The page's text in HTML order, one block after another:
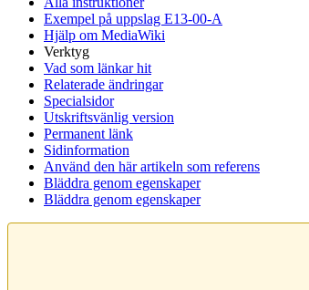
Exempel på uppslag E13-00-A
Hjälp om MediaWiki
Verktyg
Vad som länkar hit
Relaterade ändringar
Specialsidor
Utskriftsvänlig version
Permanent länk
Sidinformation
Använd den här artikeln som referens
Bläddra genom egenskaper
Bläddra genom egenskaper